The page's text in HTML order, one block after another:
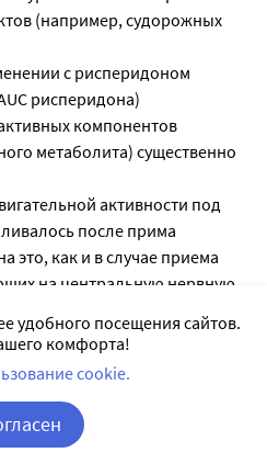
(например, судорожных
с рисперидоном
рисперидона)
компонентов
метаболита) существенно
активности под
после прима
это, как и в случае приема
на центральную нервную
алкогольных напитков.
следует соблюдать
терапии,
в этих условиях
удобного посещения сайтов.
комфорта!
cookie.